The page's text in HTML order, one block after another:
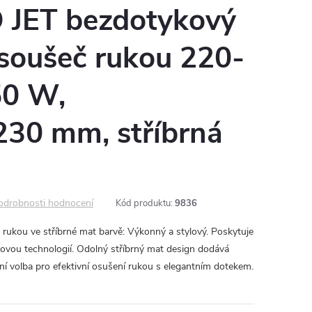
JET bezdotykový
rukou 220-
W,
mm, stříbrná
hodnocení Kód produktu: 9836
ve stříbrné mat barvě: Výkonný a stylový. Poskytuje
technologií. Odolný stříbrný mat design dodává
volba pro efektivní osušení rukou s elegantním dotekem.